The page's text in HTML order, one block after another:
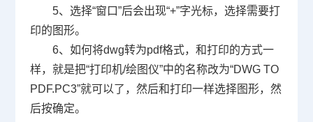
5、选择“窗口”后会出现“+”字光标，选择需要打
印的图形。
6、如何将dwg转为pdf格式，和打印的方式一
样，就是把“打印机/绘图仪”中的名称改为“DWGTO
PDF.PC3”就可以了，然后和打印一样选择图形，然
后按确定。